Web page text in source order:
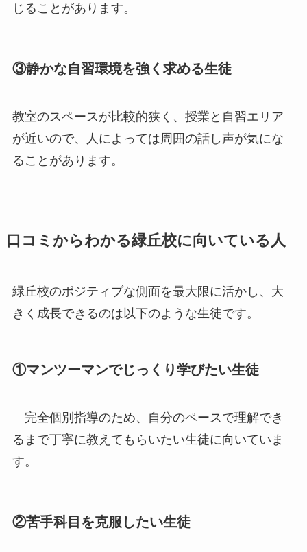
じることがあります。
③静かな自習環境を強く求める生徒
教室のスペースが比較的狭く、授業と自習エリア
が近いので、人によっては周囲の話し声が気にな
ることがあります。
口コミからわかる緑丘校に向いている人
緑丘校のポジティブな側面を最大限に活かし、大
きく成長できるのは以下のような生徒です。
①マンツーマンでじっくり学びたい生徒
完全個別指導のため、自分のペースで理解でき
るまで丁寧に教えてもらいたい生徒に向いていま
す。
②苦手科目を克服したい生徒